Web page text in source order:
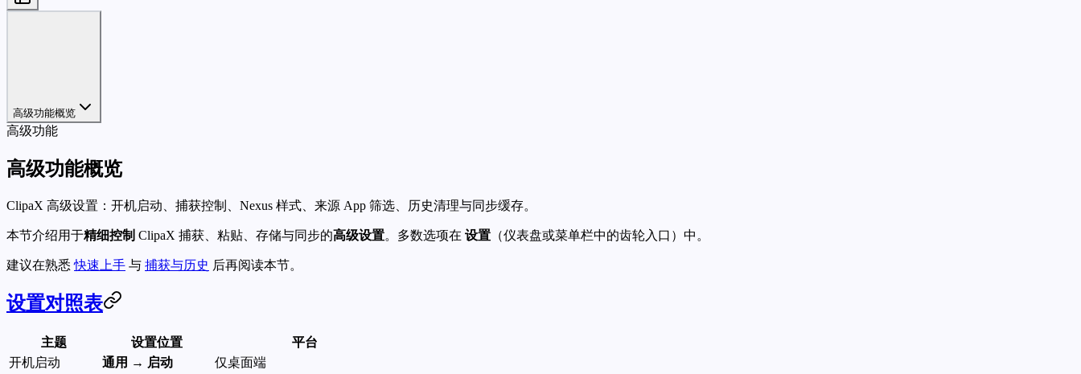
高级功能概览
高级功能
高级功能概览
ClipaX 高级设置：开机启动、捕获控制、Nexus 样式、来源 App 筛选、历史清理与同步缓存。
本节介绍用于精细控制 ClipaX 捕获、粘贴、存储与同步的高级设置。多数选项在 设置 （仪表盘或菜单栏中的齿轮入口）中。
建议在熟悉快速上手 与 捕获与历史 后再阅读本节。
设置对照表
主题 设置位置
平台
开机启动
通用 → 启动
仅桌面端